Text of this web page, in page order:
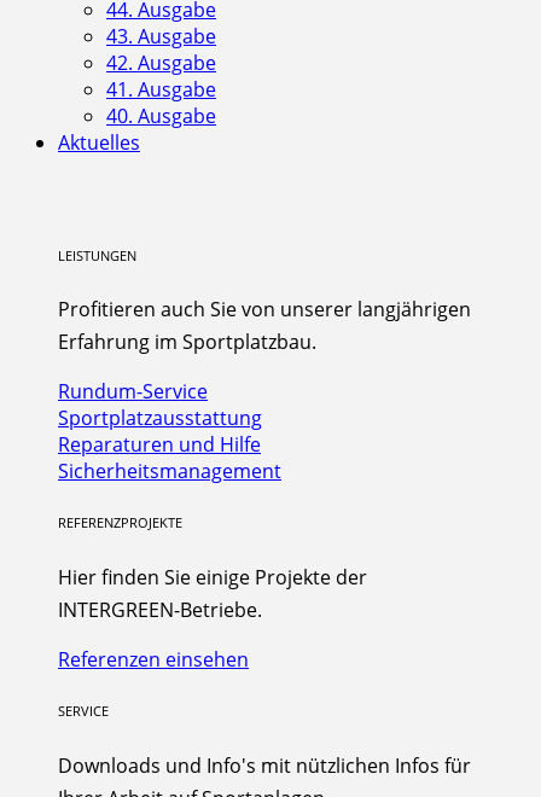
44. Ausgabe
43. Ausgabe
42. Ausgabe
41. Ausgabe
40. Ausgabe
Aktuelles
LEISTUNGEN
Profitieren auch Sie von unserer langjährigen
Erfahrung im Sportplatzbau.
Rundum-Service
Sportplatzausstattung
Reparaturen und Hilfe
Sicherheitsmanagement
REFERENZPROJEKTE
Hier finden Sie einige Projekte der
INTERGREEN-Betriebe.
Referenzen einsehen
SERVICE
Downloads und Info's mit nützlichen Infos für